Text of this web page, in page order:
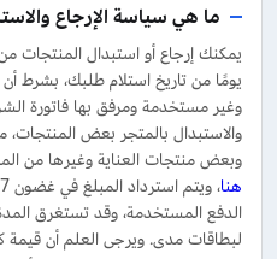
ما هي سياسة الإرجاع
يومًا من تاريخ استلام طلبك، بشرط
وغير مستخدمة ومرفق بها فاتورة
والاستبدال بالمتجر بعض المنتجات،
وبعض منتجات العناية وغيرها من
هنا
لبطاقات مدى. ويرجى العلم أن